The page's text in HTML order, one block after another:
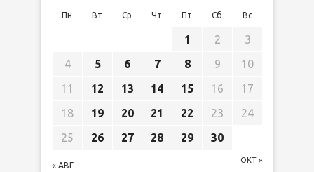
Пн Вт Ср Чт Пт Сб Вс
« АВГ
ОКТ »
1 2
3
4
5 6 7 8 9
10
11
12 13 14 15 16
17
18
19 20 21 22 23
24
25
26 27 28 29 30